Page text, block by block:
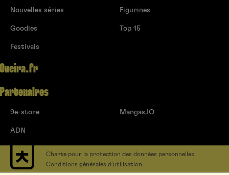
Nouvelles séries
Goodies
Festivals
Figurines
Top 15
Oneira.fr
Partenaires
9e-store
ADN
Mangas.IO
Charte pour la protection des données personnelles
Conditions générales d’utilisation